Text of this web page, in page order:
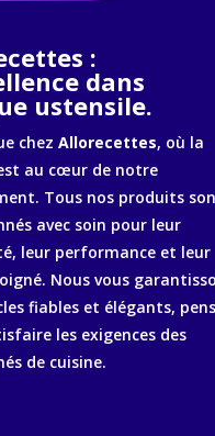
:
dans
ustensile.
chez Allorecettes, où la
au cœur de notre
Tous nos produits
avec soin pour leur
leur performance et leur
Nous vous
fiables et élégants,
les exigences des
de cuisine.